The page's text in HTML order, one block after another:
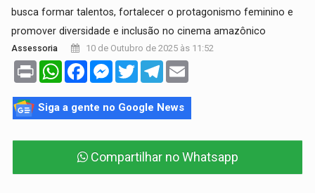
busca formar talentos, fortalecer o protagonismo feminino e
promover diversidade e inclusão no cinema amazônico
Assessoria 10 de Outubro de 2025 às 11:52
Print WhatsAppFacebookMessenger
TwitterTelegram
Siga a gente no Google News
Compartilhar no Whatsapp